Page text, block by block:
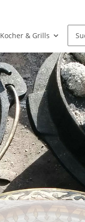
Kocher & Grills